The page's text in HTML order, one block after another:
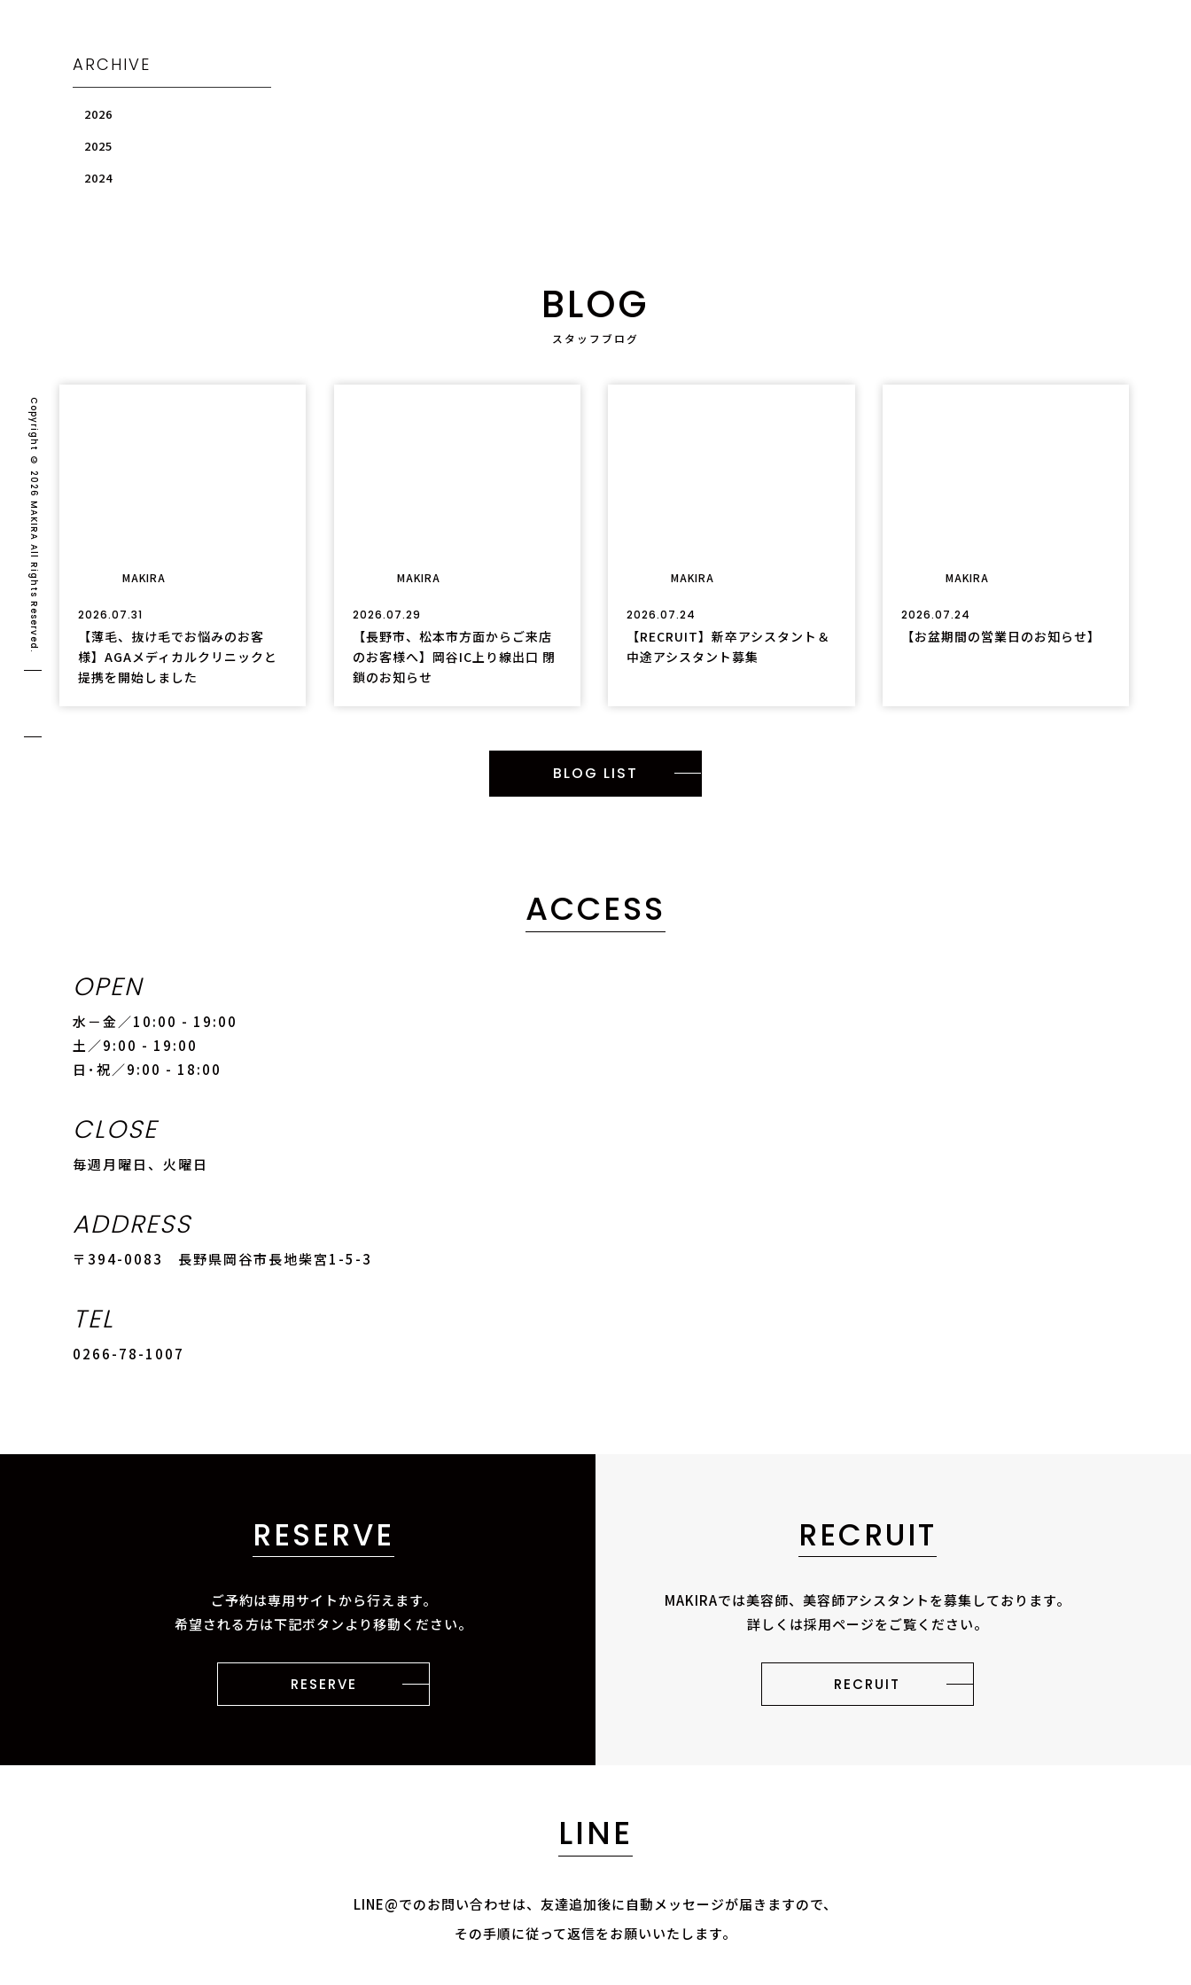
ARCHIVE
2026
2025
2024
BLOG
スタッフブログ
MAKIRA
2026.07.31
【薄毛、抜け毛でお悩みのお客
様】AGAメディカルクリニックと
提携を開始しました
MAKIRA
2026.07.29
【長野市、松本市方面からご来店
のお客様へ】岡谷IC上り線出口 閉
鎖のお知らせ
MAKIRA
2026.07.24
【RECRUIT】新卒アシスタント＆
中途アシスタント募集
MAKIRA
2026.07.24
【お盆期間の営業日のお知らせ】
BLOG LIST
ACCESS
OPEN
水－金／10:00 - 19:00
土／9:00 - 19:00
日･祝／9:00 - 18:00
CLOSE
毎週月曜日、火曜日
ADDRESS
〒394-0083 長野県岡谷市長地柴宮1-5-3
TEL
0266-78-1007
RESERVE
ご予約は専用サイトから行えます。
希望される方は下記ボタンより移動ください。
RESERVE
RECRUIT
MAKIRAでは美容師、美容師アシスタントを募集しております。
詳しくは採用ページをご覧ください。
RECRUIT
LINE
LINE@でのお問い合わせは、 友達追加後に自動メッセージが届きますので、
その手順に従って返信をお願いいたします。
Copyright © 2026 MAKIRA All Rights Reserved.